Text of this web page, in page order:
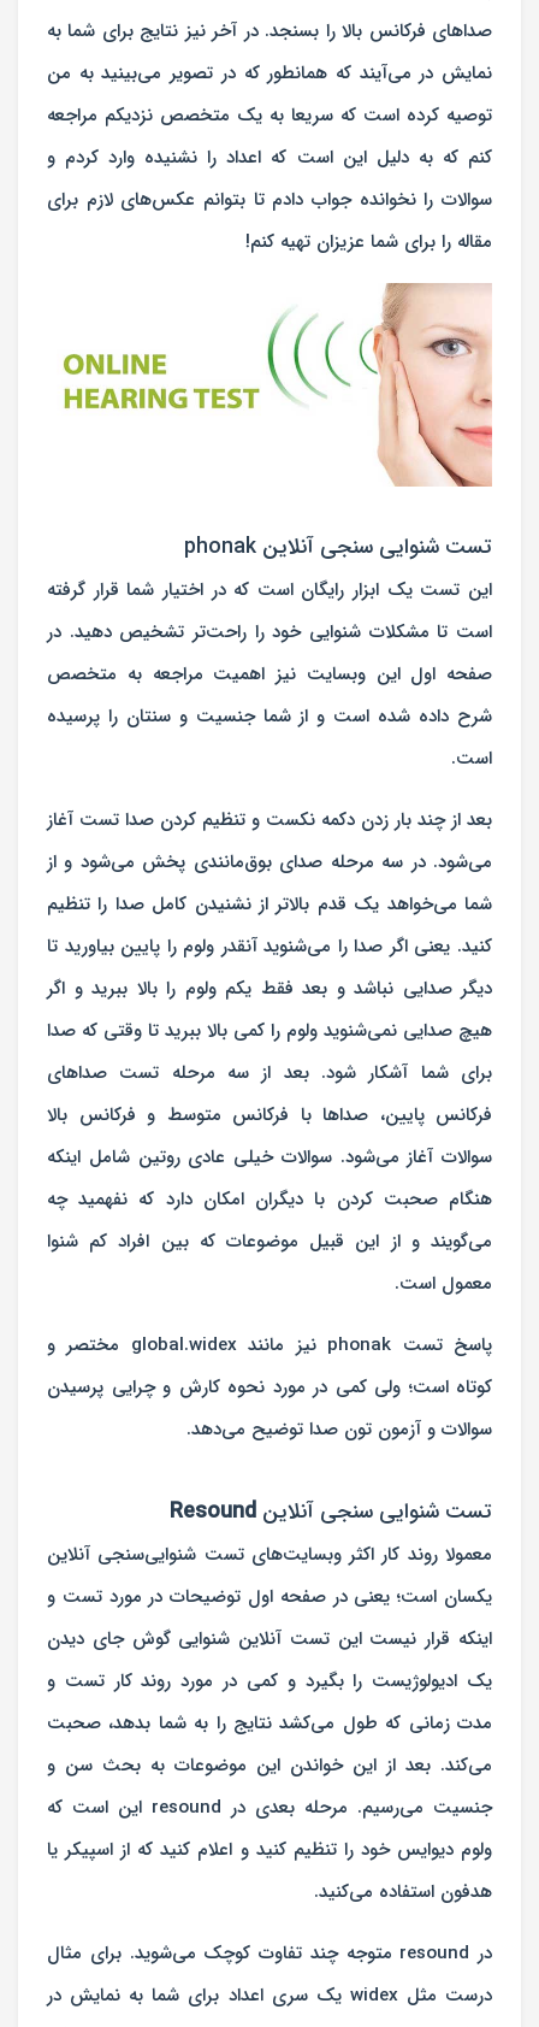
صداهای فرکانس بالا را بسنجد. در آخر نیز نتایج برای شما به
نمایش در می‌آیند که همانطور که در تصویر می‌بینید به من
توصیه کرده است که سریعا به یک متخصص نزدیکم مراجعه
کنم که به دلیل این است که اعداد را نشنیده وارد کردم و
سوالات را نخوانده جواب دادم تا بتوانم عکس‌های لازم برای
مقاله را برای شما عزیزان تهیه کنم!
تست شنوایی ‌سنجی آنلاین phonak
این تست یک ابزار رایگان است که در اختیار شما قرار گرفته
است تا مشکلات شنوایی خود را راحت‌تر تشخیص دهید. در
صفحه اول این وبسایت نیز اهمیت مراجعه به متخصص
شرح داده شده است و از شما جنسیت و سنتان را پرسیده
است.
بعد از چند بار زدن دکمه نکست و تنظیم کردن صدا تست آغاز
می‌شود. در سه مرحله صدای بوق‌مانندی پخش می‌شود و از
شما می‌خواهد یک قدم بالاتر از نشنیدن کامل صدا را تنظیم
کنید. یعنی اگر صدا را می‌شنوید آنقدر ولوم را پایین بیاورید تا
دیگر صدایی نباشد و بعد فقط یکم ولوم را بالا ببرید و اگر
هیچ صدایی نمی‌شنوید ولوم را کمی بالا ببرید تا وقتی که صدا
برای شما آشکار شود. بعد از سه مرحله تست صداهای
فرکانس پایین، صداها با فرکانس متوسط و فرکانس بالا
سوالات آغاز می‌شود. سوالات خیلی عادی روتین شامل اینکه
هنگام صحبت کردن با دیگران امکان دارد که نفهمید چه
می‌گویند و از این قبیل موضوعات که بین افراد کم شنوا
معمول است.
پاسخ تست phonak نیز مانند global.widex مختصر و
کوتاه است؛ ولی کمی در مورد نحوه کارش و چرایی پرسیدن
سوالات و آزمون تون صدا توضیح می‌دهد.
تست شنوایی ‌سنجی آنلاین Resound
معمولا روند کار اکثر وبسایت‌های تست شنوایی‌سنجی آنلاین
یکسان است؛ یعنی در صفحه اول توضیحات در مورد تست و
اینکه قرار نیست این تست آنلاین شنوایی گوش جای دیدن
یک ادیولوژیست را بگیرد و کمی در مورد روند کار تست و
مدت زمانی که طول می‌کشد نتایج را به شما بدهد، صحبت
می‌کند. بعد از این خواندن این موضوعات به بحث سن و
جنسیت می‌رسیم. مرحله بعدی در resound این است که
ولوم دیوایس خود را تنظیم کنید و اعلام کنید که از اسپیکر یا
هدفون استفاده می‌کنید.
در resound متوجه چند تفاوت کوچک می‌شوید. برای مثال
درست مثل widex یک سری اعداد برای شما به نمایش در